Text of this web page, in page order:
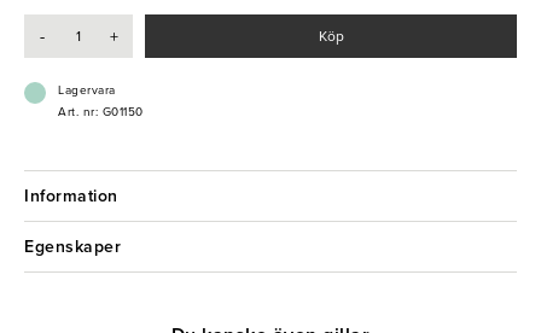
- + Köp
Lagervara
Art. nr: G01150
Information
Egenskaper